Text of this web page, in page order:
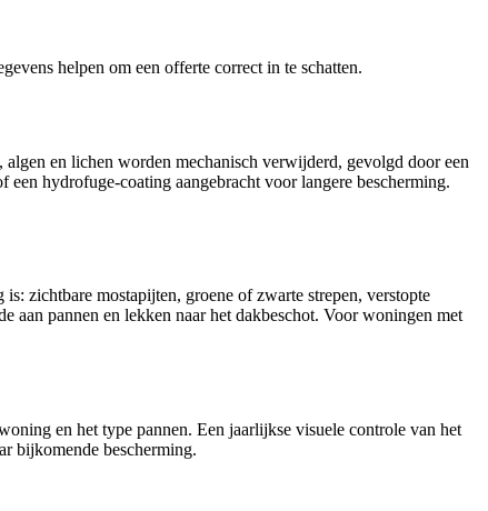
helpen om een offerte correct in te schatten.
en lichen worden mechanisch verwijderd, gevolgd door een
hydrofuge-coating aangebracht voor langere bescherming.
zichtbare mostapijten, groene of zwarte strepen, verstopte
aan pannen en lekken naar het dakbeschot. Voor woningen met
en het type pannen. Een jaarlijkse visuele controle van het
bijkomende bescherming.